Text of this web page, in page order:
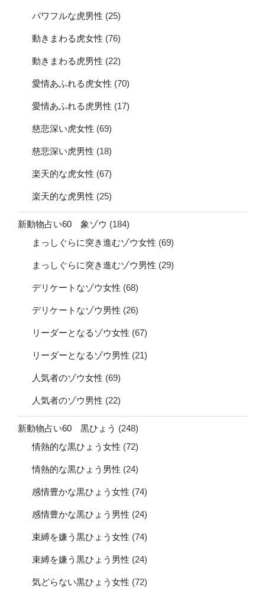
パワフルな虎男性 (25)
動きまわる虎女性 (76)
動きまわる虎男性 (22)
愛情あふれる虎女性 (70)
愛情あふれる虎男性 (17)
慈悲深い虎女性 (69)
慈悲深い虎男性 (18)
楽天的な虎女性 (67)
楽天的な虎男性 (25)
新動物占い60 象ゾウ (184)
まっしぐらに突き進むゾウ女性 (69)
まっしぐらに突き進むゾウ男性 (29)
デリケートなゾウ女性 (68)
デリケートなゾウ男性 (26)
リーダーとなるゾウ女性 (67)
リーダーとなるゾウ男性 (21)
人気者のゾウ女性 (69)
人気者のゾウ男性 (22)
新動物占い60 黒ひょう (248)
情熱的な黒ひょう女性 (72)
情熱的な黒ひょう男性 (24)
感情豊かな黒ひょう女性 (74)
感情豊かな黒ひょう男性 (24)
束縛を嫌う黒ひょう女性 (74)
束縛を嫌う黒ひょう男性 (24)
気どらない黒ひょう女性 (72)